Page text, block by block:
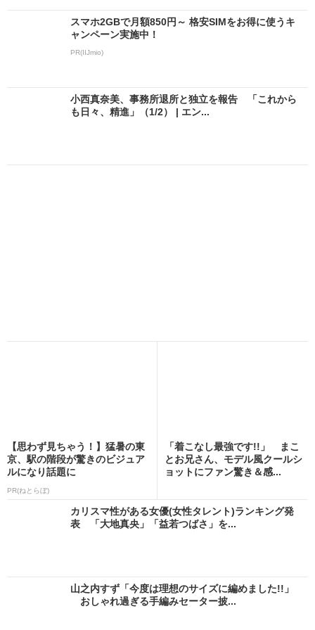
スマホ2GBで月額850円～ 格安SIMをお得に使うキ
ャンペーン実施中！
PR(IIJmio)
小西真奈美、事務所退所と独立を報告 「これから
も日々、精進」（1/2） | エン...
【思わず見ちゃう！】猛暑の東
京、駅の階段が驚きのビジュア
ルになり話題に
PR(ねとらぼ)
「着こなし最強です!!」 まこ
とお兄さん、モデル風クールシ
ョットにファン驚き＆感...
カリスマ性がある女優(女性タレント)ランキング発
表 「大地真央」「益若つばさ」を...
山之内すず「今度は理想のサイズに編めました!!」
おしゃれ過ぎる手編みセーター披...